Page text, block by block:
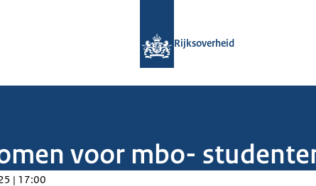
Rijksoverheid
voor mbo-
| 17:00